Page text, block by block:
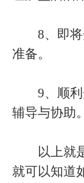
8、即将
准备。
9、顺利
辅导与协助。
以上就
就可以知道